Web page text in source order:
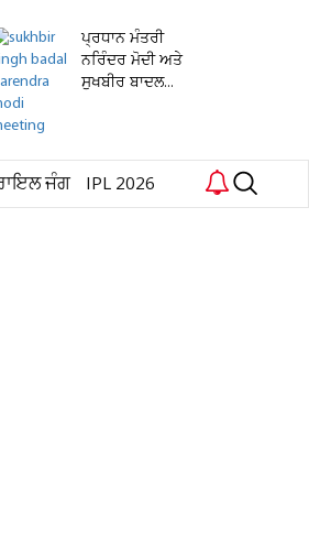
ਪ੍ਰਧਾਨ ਮੰਤਰੀ
ਨਰਿੰਦਰ ਮੋਦੀ ਅਤੇ
ਸੁਖਬੀਰ ਬਾਦਲ...
ਜੰਗ IPL 2026